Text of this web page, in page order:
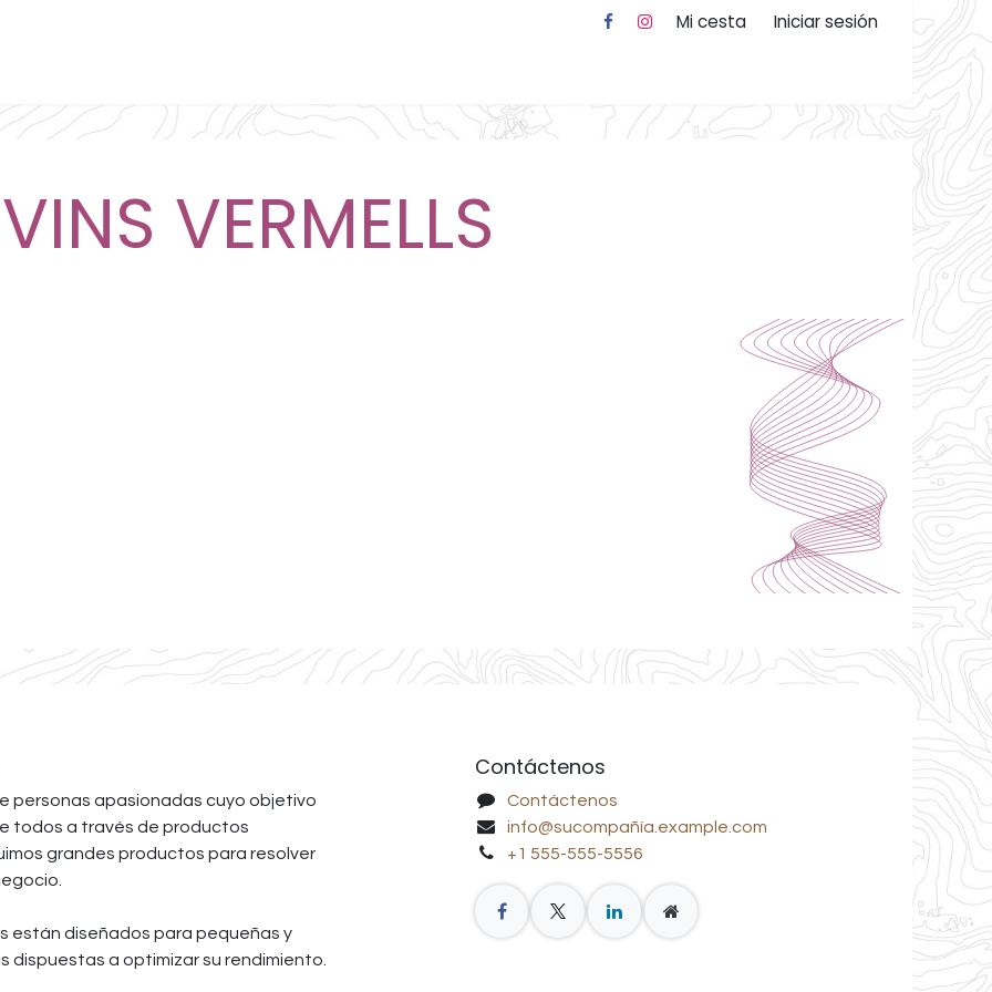
Mi cesta Iniciar sesión
VINS VERMELLS
personas apasionadas cuyo objetivo
todos a través de productos
grandes productos para resolver
están diseñados para pequeñas y
dispuestas a optimizar su rendimiento.
Contáctenos
Contáctenos
info@sucompañía.example.com
+1 555-555-5556